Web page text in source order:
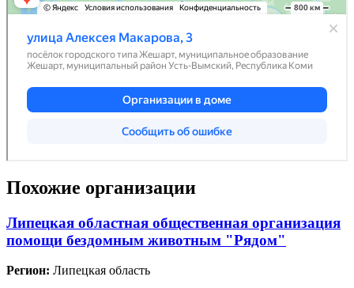
Похожие организации
Липецкая областная общественная организация
помощи бездомным животным "Рядом"
Регион: Липецкая область